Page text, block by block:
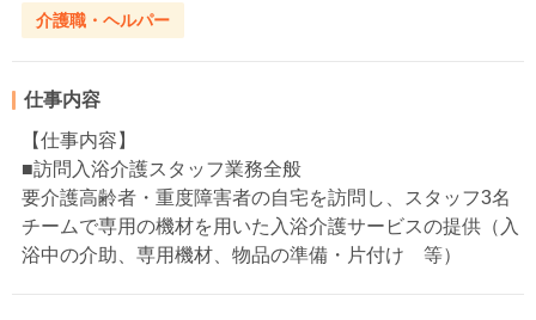
介護職・ヘルパー
仕事内容
【仕事内容】
■訪問入浴介護スタッフ業務全般
要介護高齢者・重度障害者の自宅を訪問し、スタッフ3名
チームで専用の機材を用いた入浴介護サービスの提供（入
浴中の介助、専用機材、物品の準備・片付け 等）